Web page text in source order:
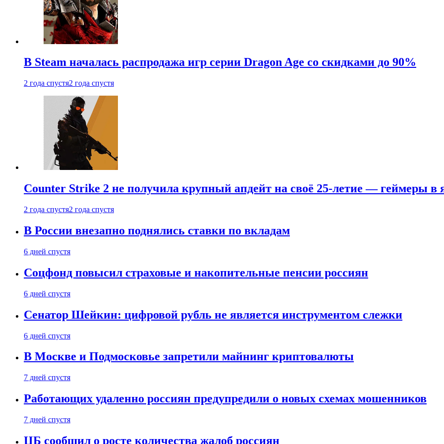
В Steam началась распродажа игр серии Dragon Age со скидками до 90%
2 года спустя2 года спустя
Counter Strike 2 не получила крупный апдейт на своё 25-летие — геймеры в
2 года спустя2 года спустя
В России внезапно поднялись ставки по вкладам
6 дней спустя
Соцфонд повысил страховые и накопительные пенсии россиян
6 дней спустя
Сенатор Шейкин: цифровой рубль не является инструментом слежки
6 дней спустя
В Москве и Подмосковье запретили майнинг криптовалюты
7 дней спустя
Работающих удаленно россиян предупредили о новых схемах мошенников
7 дней спустя
ЦБ сообщил о росте количества жалоб россиян